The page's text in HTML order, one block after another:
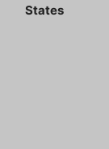
States